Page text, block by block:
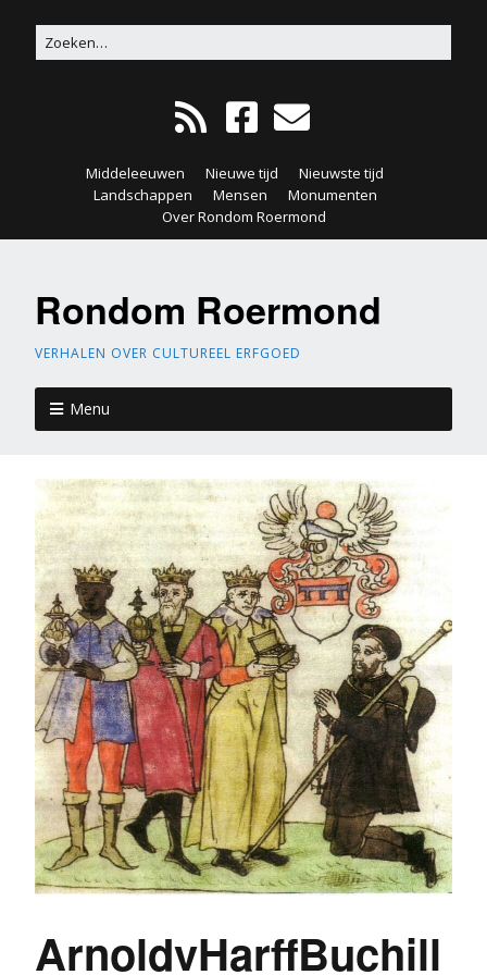
Middeleeuwen Nieuwe tijd
Nieuwste tijd
Landschappen
Mensen
Monumenten
Over Rondom Roermond
Rondom Roermond
VERHALEN OVER CULTUREEL ERFGOED
Menu
ArnoldvHarffBuchill